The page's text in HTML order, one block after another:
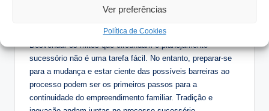
Ver preferências
Política de Cookies
técnicos e comportamentais. Saber lidar com a ansiedade e
quando assumirem completamente o negócio.
Desvendar os mitos que circundam o planejamento
sucessório não é uma tarefa fácil. No entanto, preparar-se
para a mudança e estar ciente das possíveis barreiras ao
processo podem ser os primeiros passos para a
continuidade do empreendimento familiar. Tradição e